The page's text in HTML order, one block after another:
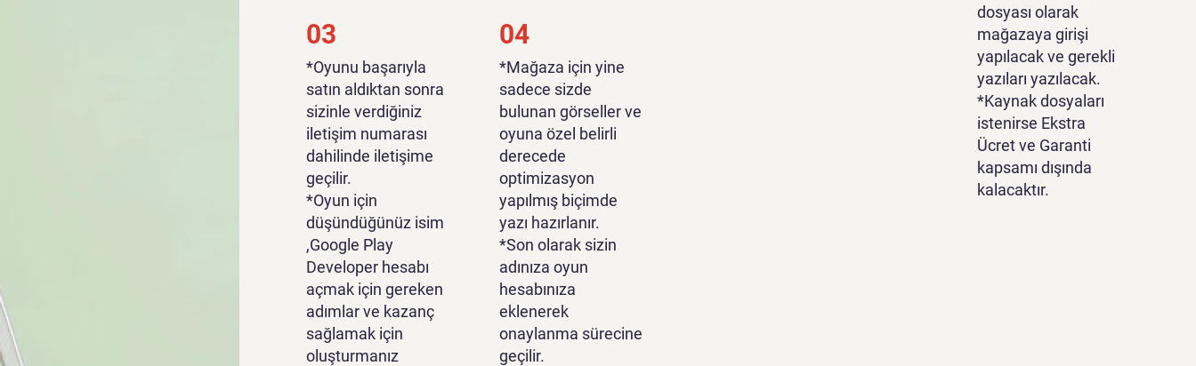
03
*Oyunu başarıyla
satın aldıktan sonra
sizinle verdiğiniz
iletişim numarası
dahilinde iletişime
geçilir.
*Oyun için
düşündüğünüz isim
,Google Play
Developer hesabı
açmak için gereken
adımlar ve kazanç
sağlamak için
oluşturmanız
04
*Mağaza için yine
sadece sizde
bulunan görseller ve
oyuna özel belirli
derecede
optimizasyon
yapılmış biçimde
yazı hazırlanır.
*Son olarak sizin
adınıza oyun
hesabınıza
eklenerek
onaylanma sürecine
geçilir.
dosyası olarak
mağazaya girişi
yapılacak ve gerekli
yazıları yazılacak.
*Kaynak dosyaları
istenirse Ekstra
Ücret ve Garanti
kapsamı dışında
kalacaktır.